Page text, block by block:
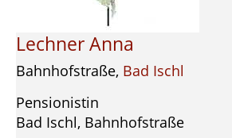
Lechner Anna
Bahnhofstraße, Bad Ischl
Pensionistin
Bad Ischl, Bahnhofstraße